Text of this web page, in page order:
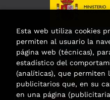
Esta web utiliza cookies
permiten al usuario la
página web (técnicas),
estadístico del
(analíticas), que permiten
publicitarios que, en su
en una página